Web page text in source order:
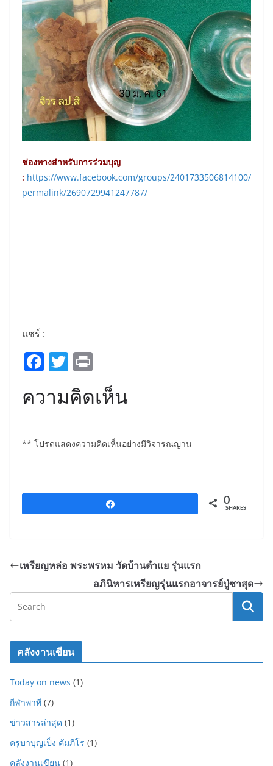
ช่องทางสำหรับการร่วมบุญ
: https://www.facebook.com/groups/2401733506814100/
permalink/2690729941247787/
แชร์ :
F
c
b
k
T
w
itt
in
t
ความคิดเห็น
** โปรดแสดงความคิดเห็นอย่างมีวิจารณญาน
0
SHARES
เหรียญหล่อ พระพรหม วัดบ้านตำแย รุ่นแรก
อภินิหารเหรียญรุ่นแรกอาจารย์ปู่ซาสุด
คลังงานเขียน
Today on news (1)
กีฬาพาที (7)
ข่าวสารล่าสุด (1)
ครูบาบุญเป็ง คัมภีโร (1)
คลังงานเขียน (1)